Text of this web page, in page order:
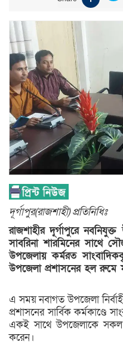
দূর্গাপুর(রাজশাহী) প্রতিনিধিঃ
রাজশাহীর দূর্গাপুরে
সাবরিনা শারমিনের সাথে
উপজেলায় কর্মরত
উপজেলা প্রশাসনের হল
এ সময় নবাগত উপজেলা
প্রশাসনের সার্বিক কর্মকাণ্ডে
একই সাথে উপজেলাকে সকল
করেন।